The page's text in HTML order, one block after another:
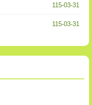
115-03-31
115-03-31